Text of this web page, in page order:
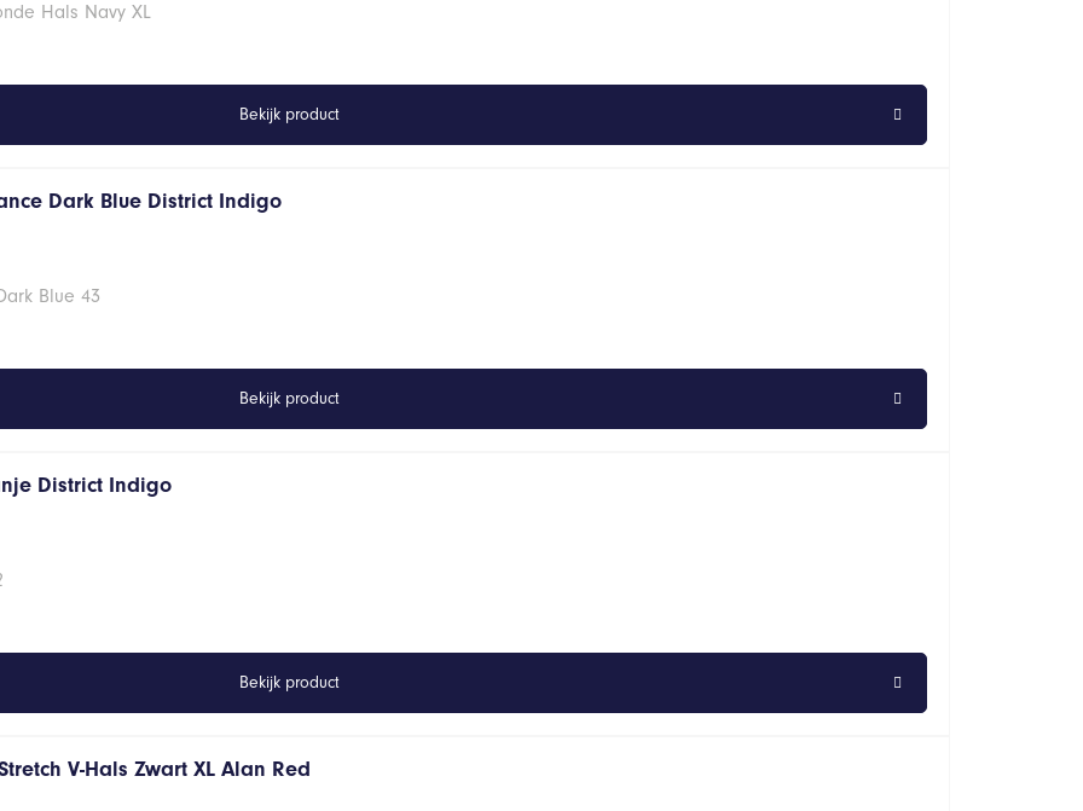
Hals Navy XL
Bekijk product
Dark Blue District Indigo
Blue 43
Bekijk product
District Indigo
Bekijk product
V-Hals Zwart XL Alan Red